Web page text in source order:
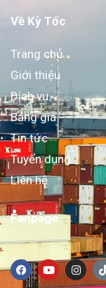
Về Kỳ Tốc
Trang chủ
Giới thiệu
Dịch vụ
Bảng giá
Tin tức
Tuyển dụng
Liên hệ
Fanpage